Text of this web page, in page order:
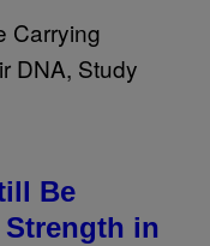
Be
in